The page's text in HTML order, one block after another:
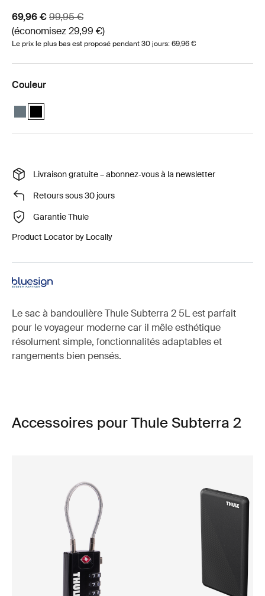
Prix de vente
69,96 €Prix d’origine
99,95 €
(économisez 29,99 €)
Le prix le plus bas est proposé pendant 30 jours: 69,96 €
Couleur
Thule Subterra crossbody 5L Ardoise foncée
Thule Subterra crossbody 5L Noir (selected)
Livraison gratuite – abonnez‑vous à la newsletter
Retours sous 30 jours
Garantie Thule
Product Locator by Locally
Le sac à bandoulière Thule Subterra 2 5L est parfait
pour le voyageur moderne car il mêle esthétique
résolument simple, fonctionnalités adaptables et
rangements bien pensés.
Accessoires pour Thule Subterra 2